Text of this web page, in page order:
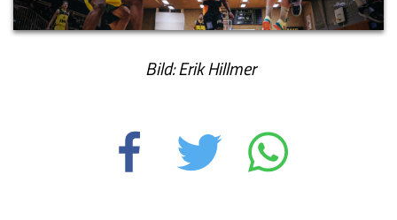
Bild: Erik Hillmer